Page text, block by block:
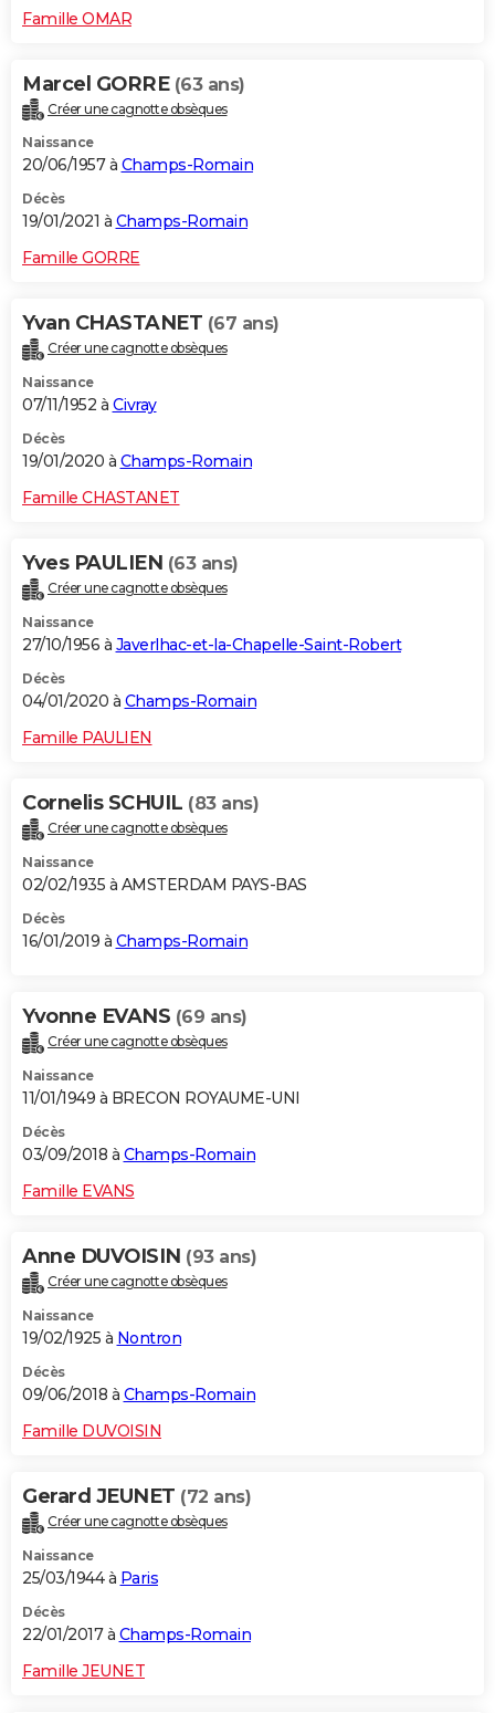
Famille OMAR
Marcel GORRE (63 ans)
Créer une cagnotte obsèques
Naissance
20/06/1957 à Champs-Romain
Décès
19/01/2021 à Champs-Romain
Famille GORRE
Yvan CHASTANET (67 ans)
Créer une cagnotte obsèques
Naissance
07/11/1952 à Civray
Décès
19/01/2020 à Champs-Romain
Famille CHASTANET
Yves PAULIEN (63 ans)
Créer une cagnotte obsèques
Naissance
27/10/1956 à Javerlhac-et-la-Chapelle-Saint-Robert
Décès
04/01/2020 à Champs-Romain
Famille PAULIEN
Cornelis SCHUIL (83 ans)
Créer une cagnotte obsèques
Naissance
02/02/1935 à AMSTERDAM PAYS-BAS
Décès
16/01/2019 à Champs-Romain
Yvonne EVANS (69 ans)
Créer une cagnotte obsèques
Naissance
11/01/1949 à BRECON ROYAUME-UNI
Décès
03/09/2018 à Champs-Romain
Famille EVANS
Anne DUVOISIN (93 ans)
Créer une cagnotte obsèques
Naissance
19/02/1925 à Nontron
Décès
09/06/2018 à Champs-Romain
Famille DUVOISIN
Gerard JEUNET (72 ans)
Créer une cagnotte obsèques
Naissance
25/03/1944 à Paris
Décès
22/01/2017 à Champs-Romain
Famille JEUNET